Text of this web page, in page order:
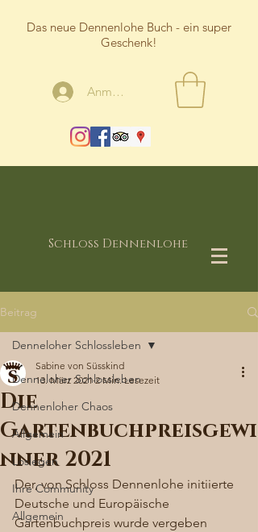
Das neue Dennenlohe Buch - ein super
Geschenk!
Anmelden
Schloss Dennenlohe
Beitrag
Denneloher Schlossleben
Dennenloher Chaos
Allgemein
Loslegen
Ihre Community
Allgemein
Denneloher Schlossleben
Die
Gartenbuchpreisgewi
nner 2021
Sabine von Süsskind
13. März 2021 2 Min. Lesezeit
Der, von Schloss Dennenlohe initiierte
Deutsche und Europäische
Gartenbuchpreis wurde vergeben